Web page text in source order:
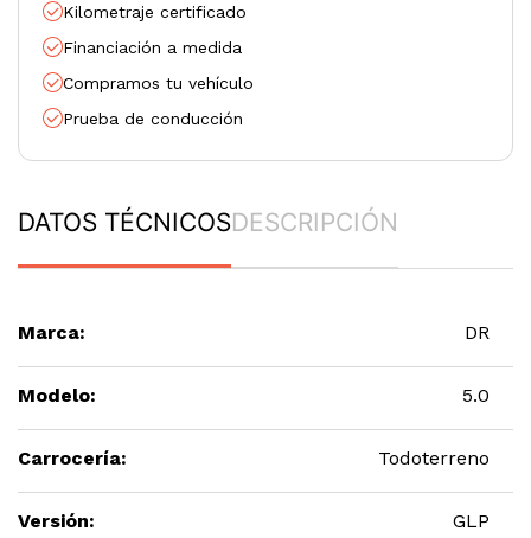
Kilometraje certificado
Financiación a medida
Compramos tu vehículo
Prueba de conducción
DATOS TÉCNICOSDESCRIPCIÓN
Marca: DR
Modelo: 5.0
Carrocería: Todoterreno
Versión: GLP